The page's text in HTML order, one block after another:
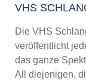
VHS
Die VHS
veröffentlicht
das ganze
All diejenigen,